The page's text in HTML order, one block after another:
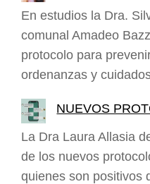
En estudios la Dra.
comunal Amadeo
protocolo para
ordenanzas y
NUEVOS
La Dra Laura Allasia
de los nuevos
quienes son positivos